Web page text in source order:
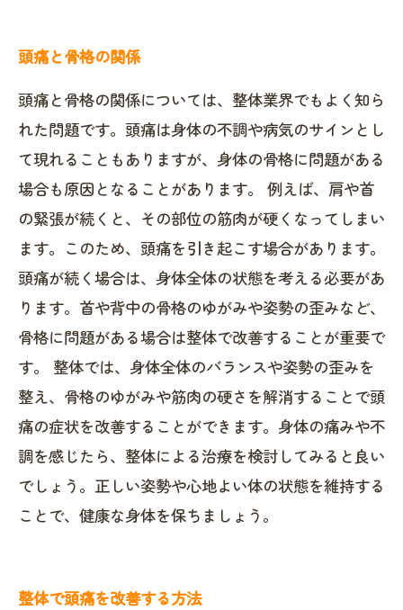
頭痛と骨格の関係
頭痛と骨格の関係については、整体業界でもよく知ら
れた問題です。頭痛は身体の不調や病気のサインとし
て現れることもありますが、身体の骨格に問題がある
場合も原因となることがあります。 例えば、肩や首
の緊張が続くと、その部位の筋肉が硬くなってしまい
ます。このため、頭痛を引き起こす場合があります。
頭痛が続く場合は、身体全体の状態を考える必要があ
ります。首や背中の骨格のゆがみや姿勢の歪みなど、
骨格に問題がある場合は整体で改善することが重要で
す。 整体では、身体全体のバランスや姿勢の歪みを
整え、骨格のゆがみや筋肉の硬さを解消することで頭
痛の症状を改善することができます。身体の痛みや不
調を感じたら、整体による治療を検討してみると良い
でしょう。正しい姿勢や心地よい体の状態を維持する
ことで、健康な身体を保ちましょう。
整体で頭痛を改善する方法